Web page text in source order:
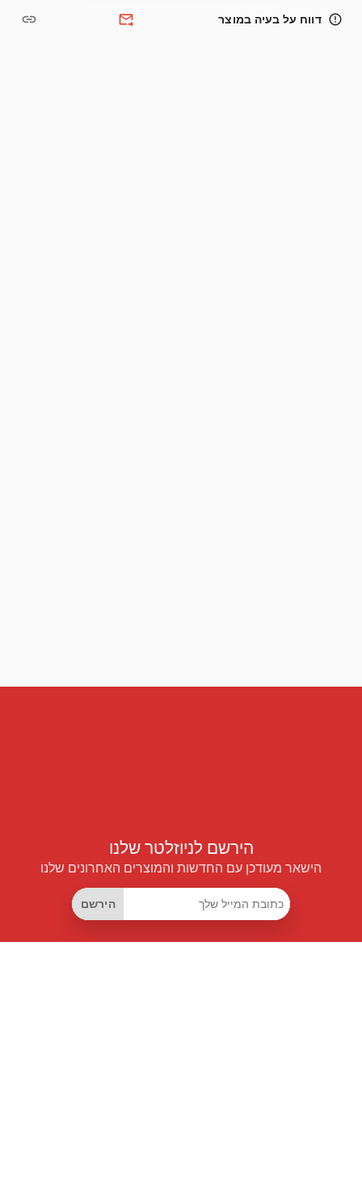
error_outline דווח על בעיה במוצר forward_to_inbox
link
הירשם לניוזלטר שלנו
הישאר מעודכן עם החדשות והמוצרים האחרונים שלנו
הירשם